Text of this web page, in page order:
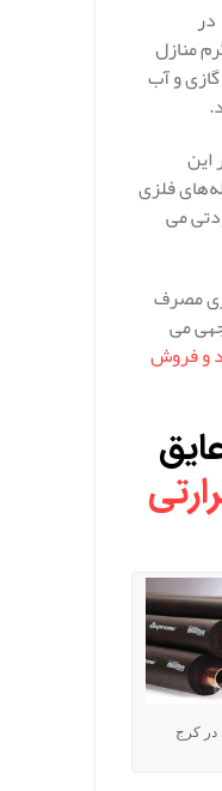
در
منازل
و آب
این
فلزی
می
مصرف
می
و فروش
در کرج